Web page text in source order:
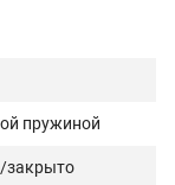
пружиной
закрыто